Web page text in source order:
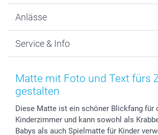
MyNameBook
Fotoabzüge, Fotos als Buch & Poster
Zubehör & Material
Foto-Kalender & Agenden
Geschenk-Gutscheine (PDF)
Warum smartphoto
Datenschutz
AGB
Impressum
Partnerprogramme
Investor Relations
Anlässe
Neujahr
Muttertag
Vatertag
Hochzeit
Geburtstag
Service & Info
Anmelden /Registrieren
Preise und Versandkosten
72h Lieferung
Zahlungsmöglichkeiten
Matte mit Foto und Text fürs
gestalten
Diese Matte ist ein schöner Blickfang für
Kinderzimmer und kann sowohl als
Babys als auch Spielmatte für Kinder